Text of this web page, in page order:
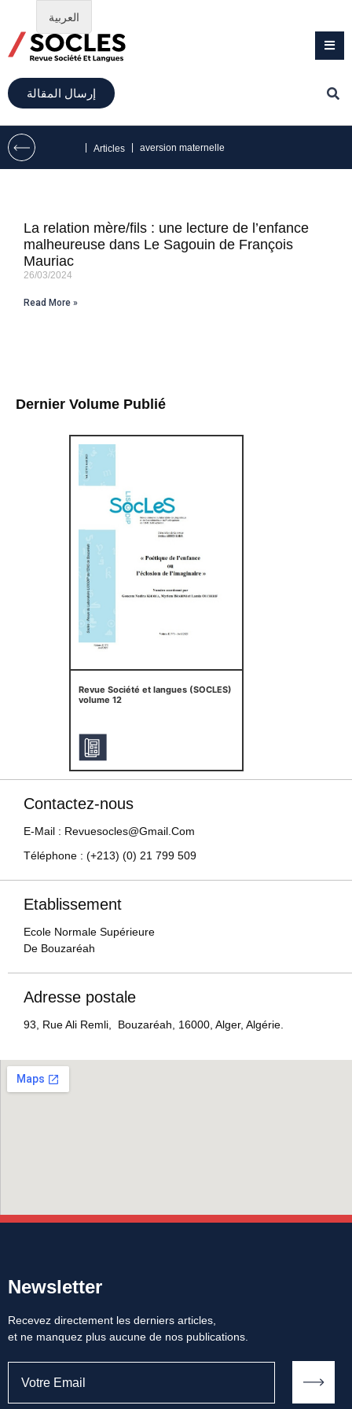
إرسال المقالة
Articles aversion maternelle
Dernier Volume Publié
Revue Société et langues (SOCLES)
volume 12
La relation mère/fils : une lecture de l’enfance
malheureuse dans Le Sagouin de François
Mauriac
26/03/2024
Read More »
Contactez-nous
E-Mail : Revuesocles@gmail.com
Téléphone : (+213) (0) 21 799 509
Etablissement
Ecole Normale Supérieure
De Bouzaréah
Adresse postale
93, Rue Ali Remli, Bouzaréah, 16000, Alger, Algérie.
Newsletter
Recevez directement les derniers articles,
et ne manquez plus aucune de nos publications.
العربية